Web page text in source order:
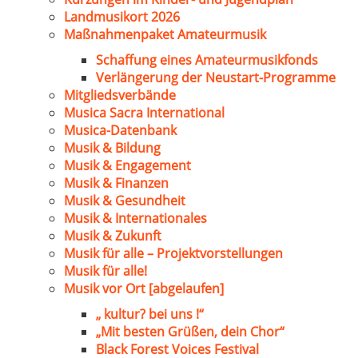
Landmusikort 2026
Maßnahmenpaket Amateurmusik
Schaffung eines Amateurmusikfonds
Verlängerung der Neustart-Programme
Mitgliedsverbände
Musica Sacra International
Musica-Datenbank
Musik & Bildung
Musik & Engagement
Musik & Finanzen
Musik & Gesundheit
Musik & Internationales
Musik & Zukunft
Musik für alle – Projektvorstellungen
Musik für alle!
Musik vor Ort [abgelaufen]
„ kultur? bei uns !“
„Mit besten Grüßen, dein Chor“
Black Forest Voices Festival